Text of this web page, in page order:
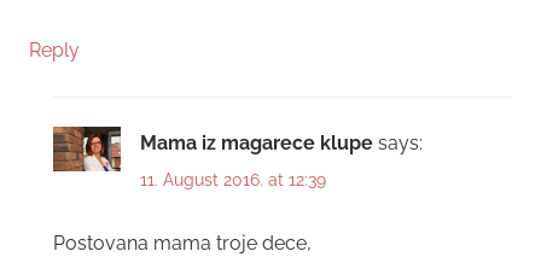
Reply
Mama iz magarece klupe says:
11. August 2016. at 12:39
Postovana mama troje dece,